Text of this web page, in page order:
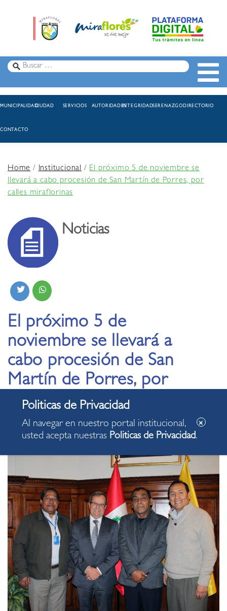
MUNICIPALIDADCIUDAD SERVICIOS AUTORIDADESINTEGRIDADSERENAZGODIRECTORIO
CONTACTO
Home/Institucional /El próximo 5 de noviembre se
llevará a cabo procesión de San Martín de Porres, por
calles miraflorinas
Noticias
El próximo 5 de
noviembre se llevará a
cabo procesión de San
Martín de Porres, por
calles miraflorinas
08.10.2019
Al navegar en nuestro portal institucional,
usted acepta nuestras Politicas de Privacidad.